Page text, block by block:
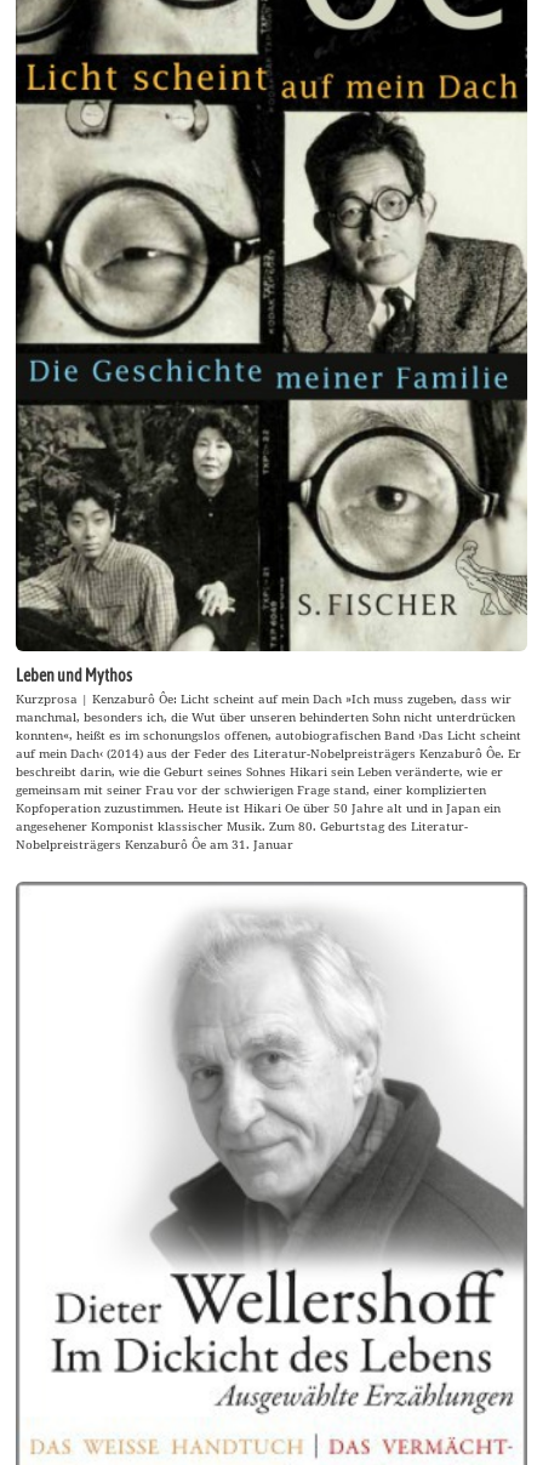
Leben und Mythos
Kurzprosa | Kenzaburô Ôe: Licht scheint auf mein Dach »Ich muss zugeben, dass wir
manchmal, besonders ich, die Wut über unseren behinderten Sohn nicht unterdrücken
konnten«, heißt es im schonungslos offenen, autobiografischen Band ›Das Licht scheint
auf mein Dach‹ (2014) aus der Feder des Literatur-Nobelpreisträgers Kenzaburô Ôe. Er
beschreibt darin, wie die Geburt seines Sohnes Hikari sein Leben veränderte, wie er
gemeinsam mit seiner Frau vor der schwierigen Frage stand, einer komplizierten
Kopfoperation zuzustimmen. Heute ist Hikari Oe über 50 Jahre alt und in Japan ein
angesehener Komponist klassischer Musik. Zum 80. Geburtstag des Literatur-
Nobelpreisträgers Kenzaburô Ôe am 31. Januar